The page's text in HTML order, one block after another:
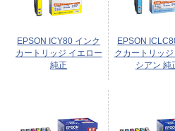
EPSON ICY80 インク
カートリッジ イエロー
純正
EPSON
クカートリッジ
シアン 純